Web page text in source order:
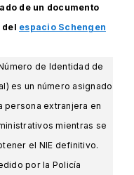
de un documento
del espacio Schengen
de Identidad de
es un número asignado
persona extranjera en
mientras se
el NIE definitivo.
por la Policía